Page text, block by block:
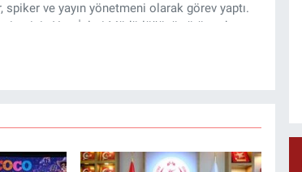
ve yayın yönetmeni olarak görev yaptı.
Yazı İşleri Müdürlüğünü yürütmekte.